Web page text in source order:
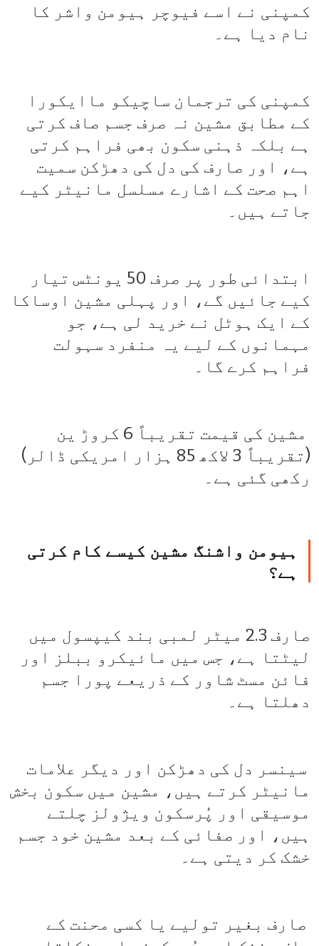
کمپنی نے اسے فیوچر ہیومن واشر کا
نام دیا ہے۔
کمپنی کی ترجمان ساچیکو ماایکورا
کے مطابق مشین نہ صرف جسم صاف کرتی
ہے بلکہ ذہنی سکون بھی فراہم کرتی
ہے، اور صارف کی دل کی دھڑکن سمیت
اہم صحت کے اشارے مسلسل مانیٹر کیے
جاتے ہیں۔
ابتدائی طور پر صرف 50 یونٹس تیار
کیے جائیں گے، اور پہلی مشین اوساکا
کے ایک ہوٹل نے خرید لی ہے، جو
مہمانوں کے لیے یہ منفرد سہولت
فراہم کرے گا۔
مشین کی قیمت تقریباً 6 کروڑ ین
(تقریباً 3 لاکھ 85 ہزار امریکی ڈالر)
رکھی گئی ہے۔
ہیومن واشنگ مشین کیسے کام کرتی
ہے؟
صارف 2.3 میٹر لمبی بند کیپسول میں
لیٹتا ہے، جس میں مائیکرو ببلز اور
فائن مسٹ شاور کے ذریعے پورا جسم
دھلتا ہے۔
سینسر دل کی دھڑکن اور دیگر علامات
مانیٹر کرتے ہیں، مشین میں سکون بخش
موسیقی اور پُرسکون ویژولز چلتے
ہیں، اور صفائی کے بعد مشین خود جسم
خشک کر دیتی ہے۔
صارف بغیر تولیے یا کسی محنت کے